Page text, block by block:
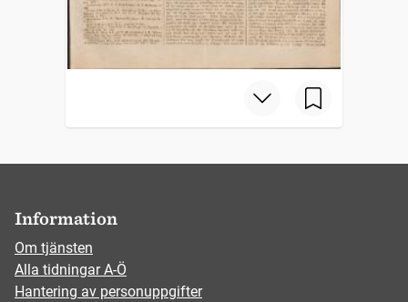
Information
Om tjänsten
Alla tidningar A-Ö
Hantering av personuppgifter